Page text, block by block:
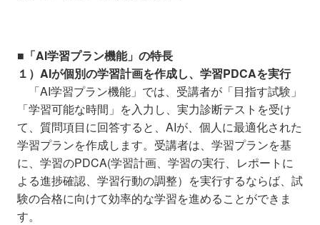
■「AI学習プラン機能」の特長
１）AIが個別の学習計画を作成し、学習PDCAを実行
「AI学習プラン機能」では、受講者が「目指す試験」
「学習可能な時間」を入力し、実力診断テストを受け
て、質問項目に回答すると、AIが、個人に最適化された
学習プランを作成します。受講者は、学習プランを基
に、学習のPDCA(学習計画、学習の実行、レポートに
よる進捗確認、学習行動の調整）を実行するならば、試
験の合格に向けて効率的な学習を進めることができま
す。